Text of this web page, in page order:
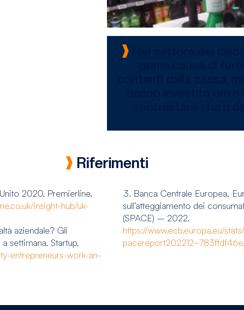
Riferimenti
2020. Premierline.
insight-hub/uk-
aziendale? Gli
settimana. Startup.
entrepreneurs-work-an-
Banca Centrale Europea,
sull’atteggiamento dei
(SPACE) – 2022.
https://www.ecb.europa.eu/